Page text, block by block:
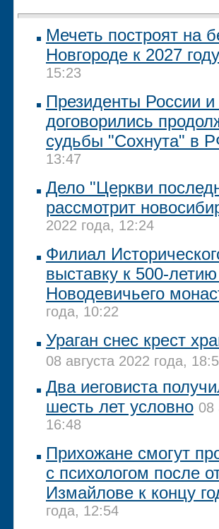
Мечеть построят на
Новгороде к 2027 году
15:23
Президенты России
договорились
судьбы "Сохнута" в
13:47
Дело "Церкви
рассмотрит
2022 года, 12:24
Филиал
выставку к 500-
Новодевичьего
года, 10:22
Ураган снес крест
08 августа 2022 года,
Два иеговиста
шесть лет условно 08
16:48
Прихожане смогут
с психологом после
Измайлове к концу
года, 12:54